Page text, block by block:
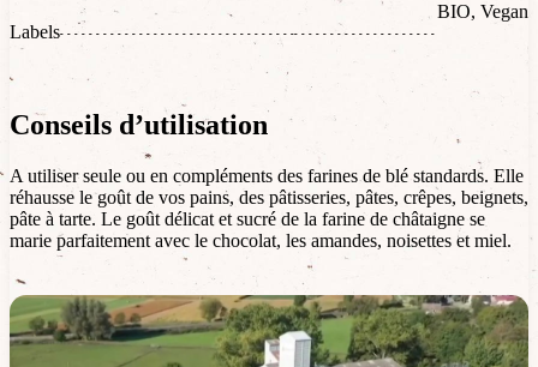
Labels
BIO, Vegan
Conseils d’utilisation
A utiliser seule ou en compléments des farines de blé standards. Elle
réhausse le goût de vos pains, des pâtisseries, pâtes, crêpes, beignets,
pâte à tarte. Le goût délicat et sucré de la farine de châtaigne se
marie parfaitement avec le chocolat, les amandes, noisettes et miel.